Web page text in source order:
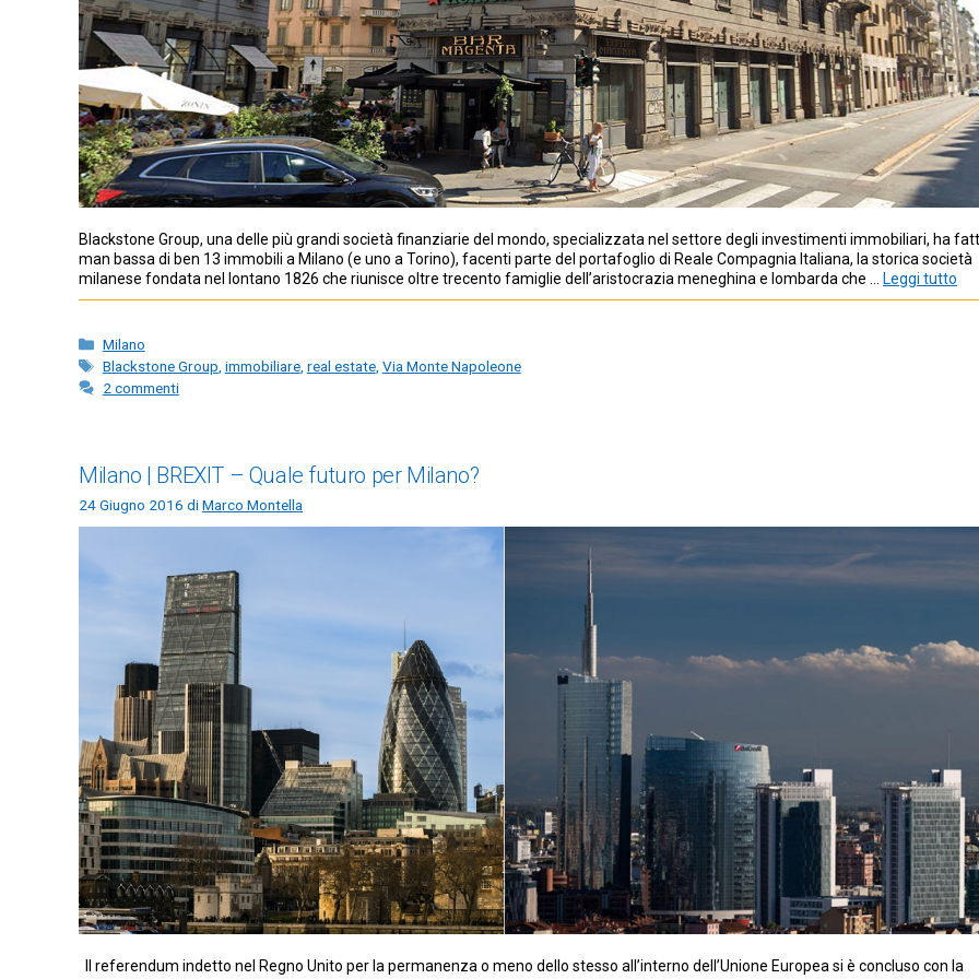
Blackstone Group, una delle più grandi società finanziarie del mondo, specializzata nel settore degli investimenti immobiliari, ha
man bassa di ben 13 immobili a Milano (e uno a Torino), facenti parte del portafoglio di Reale Compagnia Italiana, la storica società
milanese fondata nel lontano 1826 che riunisce oltre trecento famiglie dell’aristocrazia meneghina e lombarda che …
Leggi tutto
Categorie
Milano
Tag
Blackstone Group immobiliare, real estate, Via Monte Napoleone
2 commenti
Milano | BREXIT – Quale futuro per Milano?
24 Giugno 2016 diMarco Montella
Il referendum indetto nel Regno Unito per la permanenza o meno dello stesso all’interno dell’Unione Europea si è concluso con la